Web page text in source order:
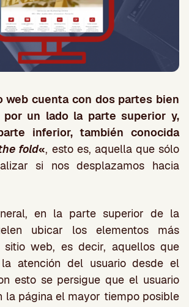
web cuenta con dos partes bien
por un lado la parte superior y,
inferior, también conocida
fold«, esto es, aquella que sólo
si nos desplazamos hacia
en la parte superior de la
ubicar los elementos más
sitio web, es decir, aquellos que
atención del usuario desde el
esto se persigue que el usuario
la página el mayor tiempo posible